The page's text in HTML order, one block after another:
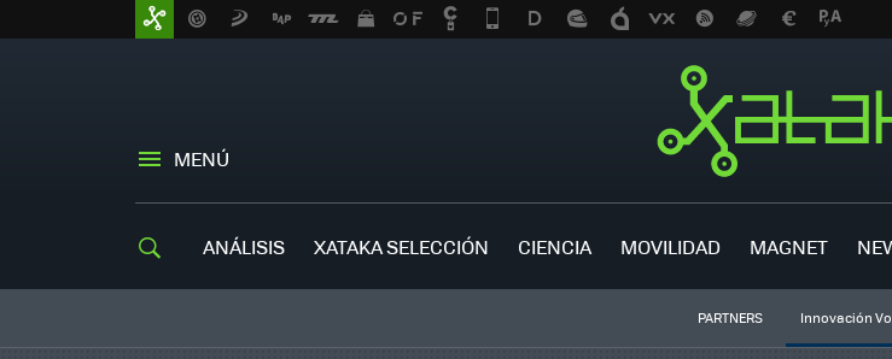
MENÚ
ANÁLISIS XATAKA SELECCIÓN CIENCIA MOVILIDAD MAGNET
PARTNERS Innovación